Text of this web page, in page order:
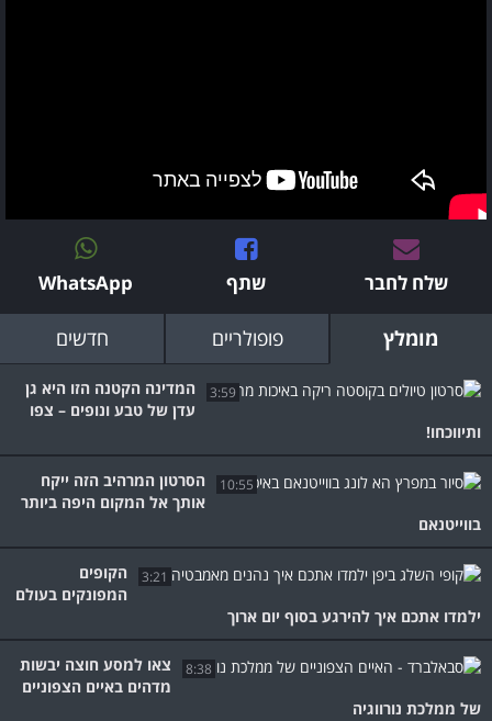
שלח לחבר שתף WhatsApp
מומלץ פופולריים חדשים
3:59
המדינה הקטנה הזו היא גן
עדן של טבע ונופים – צפו
ותיווכחו!
10:55
הסרטון המרהיב הזה ייקח
אותך אל המקום היפה ביותר
בווייטנאם
3:21
הקופים
המפונקים בעולם
ילמדו אתכם איך להירגע בסוף יום ארוך
8:38
צאו למסע חוצה יבשות
מדהים באיים הצפוניים
של ממלכת נורווגיה